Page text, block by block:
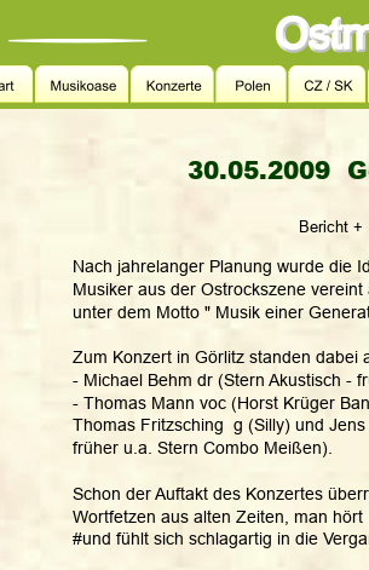
30.05.2009
Bericht +
Nach jahrelanger Planung wurde die
Musiker aus der Ostrockszene
unter dem Motto " Musik einer
Zum Konzert in Görlitz standen dabei
- Michael Behm dr (Stern Akustisch -
- Thomas Mann voc (Horst Krüger
Thomas Fritzsching  g (Silly) und
früher u.a. Stern Combo Meißen).
Schon der Auftakt des Konzertes
Wortfetzen aus alten Zeiten, man
#und fühlt sich schlagartig in die